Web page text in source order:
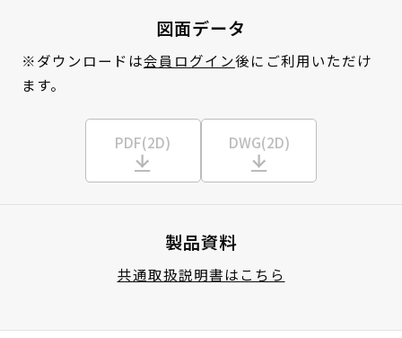
図面データ
※ダウンロードは会員ログイン後にご利用いただけ
ます。
PDF(2D) DWG(2D)
製品資料
共通取扱説明書はこちら